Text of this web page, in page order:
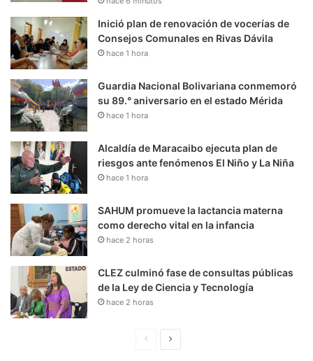
Inició plan de renovación de vocerías de
Consejos Comunales en Rivas Dávila
hace 1 hora
Guardia Nacional Bolivariana conmemoró
su 89.° aniversario en el estado Mérida
hace 1 hora
Alcaldía de Maracaibo ejecuta plan de
riesgos ante fenómenos El Niño y La Niña
hace 1 hora
SAHUM promueve la lactancia materna
como derecho vital en la infancia
hace 2 horas
CLEZ culminó fase de consultas públicas
de la Ley de Ciencia y Tecnología
hace 2 horas